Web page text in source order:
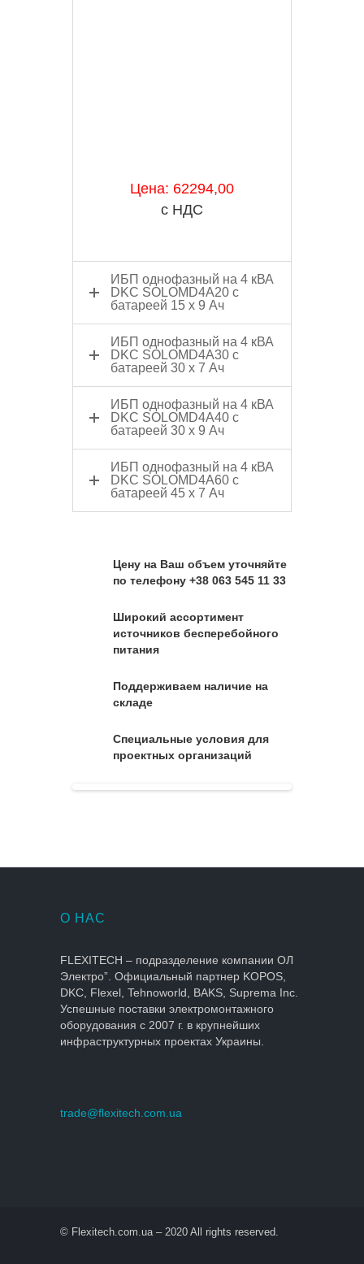
Цена: 62294,00
с НДС
ИБП однофазный на 4 кВА
DKC SOLOMD4A20 с
батареей 15 х 9 Ач
ИБП однофазный на 4 кВА
DKC SOLOMD4A30 с
батареей 30 х 7 Ач
ИБП однофазный на 4 кВА
DKC SOLOMD4A40 с
батареей 30 х 9 Ач
ИБП однофазный на 4 кВА
DKC SOLOMD4A60 с
батареей 45 x 7 Ач
Цену на Ваш объем уточняйте
по телефону +38 063 545 11 33
Широкий ассортимент
источников бесперебойного
питания
Поддерживаем наличие на
складе
Специальные условия для
проектных организаций
О НАС
FLEXITECH – подразделение компании ОЛ
Электро”. Официальный партнер KOPOS,
DKC, Flexel, Tehnoworld, BAKS, Suprema Inc.
Успешные поставки электромонтажного
оборудования с 2007 г. в крупнейших
инфраструктурных проектах Украины.
trade@flexitech.com.ua
© Flexitech.com.ua – 2020 All rights reserved.